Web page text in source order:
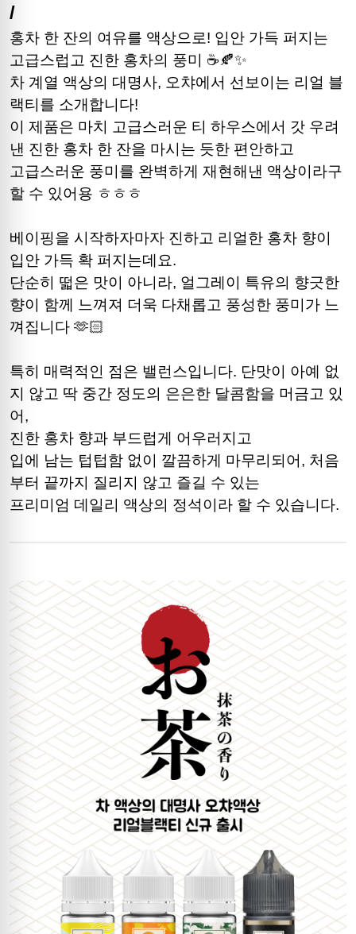
/
홍차 한 잔의 여유를 액상으로! 입안 가득 퍼지는
고급스럽고 진한 홍차의 풍미 ☕🍂✨
차 계열 액상의 대명사, 오챠에서 선보이는 리얼 블
랙티를 소개합니다!
이 제품은 마치 고급스러운 티 하우스에서 갓 우려
낸 진한 홍차 한 잔을 마시는 듯한 편안하고
고급스러운 풍미를 완벽하게 재현해낸 액상이라구
할 수 있어용 ㅎㅎㅎ
베이핑을 시작하자마자 진하고 리얼한 홍차 향이
입안 가득 확 퍼지는데요.
단순히 떫은 맛이 아니라, 얼그레이 특유의 향긋한
향이 함께 느껴져 더욱 다채롭고 풍성한 풍미가 느
껴집니다 🫶🏻
특히 매력적인 점은 밸런스입니다. 단맛이 아예 없
지 않고 딱 중간 정도의 은은한 달콤함을 머금고 있
어,
진한 홍차 향과 부드럽게 어우러지고
입에 남는 텁텁함 없이 깔끔하게 마무리되어, 처음
부터 끝까지 질리지 않고 즐길 수 있는
프리미엄 데일리 액상의 정석이라 할 수 있습니다.